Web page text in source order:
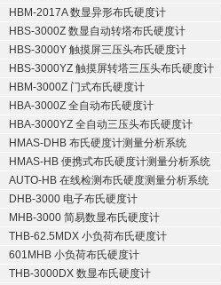
HBM-2017A 数显异形布氏硬度计
HBS-3000Z 数显自动转塔布氏硬度计
HBS-3000Y 触摸屏三压头布氏硬度计
HBS-3000YZ 触摸屏转塔三压头布氏硬度计
HBM-3000Z 门式布氏硬度计
HBA-3000Z 全自动布氏硬度计
HBA-3000YZ 全自动三压头布氏硬度计
HMAS-DHB 布氏硬度计测量分析系统
HMAS-HB 便携式布氏硬度计测量分析系统
AUTO-HB 在线检测布氏硬度测量分析系统
DHB-3000 电子布氏硬度计
MHB-3000 简易数显布氏硬度计
THB-62.5MDX 小负荷布氏硬度计
601MHB 小负荷布氏硬度计
THB-3000DX 数显布氏硬度计